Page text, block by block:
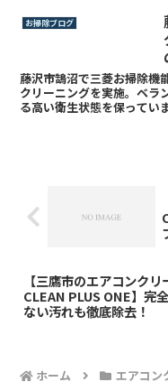
お掃除ブログ
藤沢市鵠沼で三菱お掃除
クリーニングを実施。ベラ
る高い衛生状態を保ってい
【三鷹市のエアコンク
CLEAN PLUS ONE】完
ない汚れも徹底除去！
ホーム エアコン